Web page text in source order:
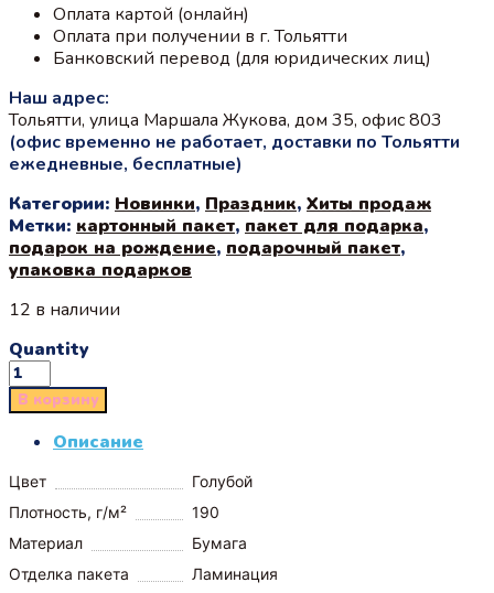
Оплата картой (онлайн)
Оплата при получении в г. Тольятти
Банковский перевод (для юридических лиц)
Наш адрес:
Тольятти, улица Маршала Жукова, дом 35, офис 803
(офис временно не работает, доставки по Тольятти
ежедневные, бесплатные)
Категории: Новинки, Праздник, Хиты продаж
Метки: картонный пакет, пакет для подарка,
подарок на рождение, подарочный пакет,
упаковка подарков
12 в наличии
Quantity
В корзину
Описание
Цвет
Голубой
Плотность, г/м²
190
Материал
Бумага
Отделка пакета
Ламинация